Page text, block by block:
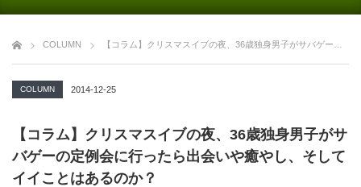
COLUMN 【コラム】クリスマスイブの夜、36歳独身男子がサバゲーの定例会に行ったら出会いや癒やし、そしてイイことはあるのか？
COLUMN 2014-12-25
【コラム】クリスマスイブの夜、36歳独身男子がサ
バゲーの定例会に行ったら出会いや癒やし、そして
イイことはあるのか？